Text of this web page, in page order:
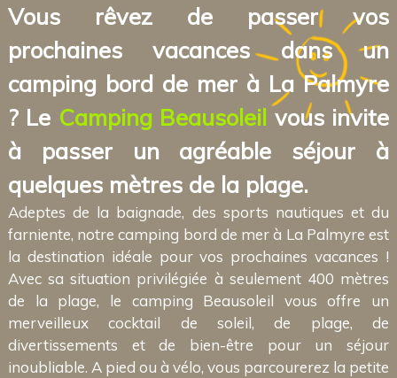
Vous rêvez de passer vos
prochaines vacances dans un
camping bord de mer à La Palmyre
? Le Camping Beausoleil vous invite
à passer un agréable séjour à
quelques mètres de la plage.
Adeptes de la baignade, des sports nautiques et du
farniente, notre camping bord de mer à La Palmyre est
la destination idéale pour vos prochaines vacances !
Avec sa situation privilégiée à seulement 400 mètres
de la plage, le camping Beausoleil vous offre un
merveilleux cocktail de soleil, de plage, de
divertissements et de bien-être pour un séjour
inoubliable. A pied ou à vélo, vous parcourerez la petite